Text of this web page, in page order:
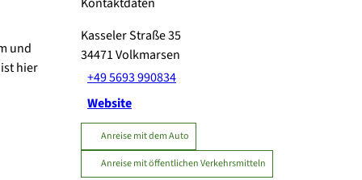
und
hier
Kasseler Straße 35
34471Volkmarsen
+49 5693 990834
Website
Anreise mit dem Auto
Anreise mit öffentlichen Verkehrsmitteln